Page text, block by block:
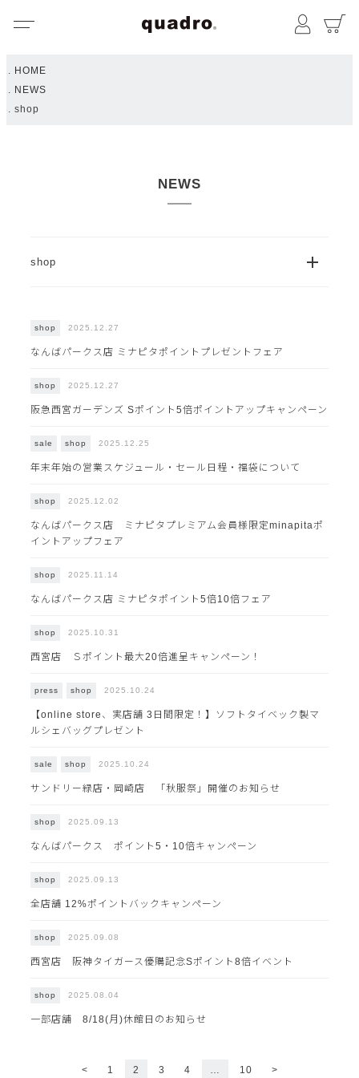
マイペ
HOME
NEWS
shop
NEWS
shop
shop 2025.12.27
なんばパークス店 ミナピタポイントプレゼントフェア
shop 2025.12.27
阪急西宮ガーデンズ Sポイント5倍ポイントアップキャンペーン
sale shop 2025.12.25
年末年始の営業スケジュール・セール日程・福袋について
shop 2025.12.02
なんばパークス店 ミナピタプレミアム会員様限定minapitaポ
イントアップフェア
shop 2025.11.14
なんばパークス店 ミナピタポイント5倍10倍フェア
shop 2025.10.31
西宮店 Ｓポイント最大20倍進呈キャンペーン！
press shop 2025.10.24
【online store、実店舗 3日間限定！】ソフトタイベック製マ
ルシェバッグプレゼント
sale shop 2025.10.24
サンドリー緑店・岡崎店 「秋服祭」開催のお知らせ
shop 2025.09.13
なんばパークス ポイント5・10倍キャンペーン
shop 2025.09.13
全店舗 12%ポイントバックキャンペーン
shop 2025.09.08
西宮店 阪神タイガース優購記念Sポイント8倍イベント
shop 2025.08.04
一部店舗 8/18(月)休館日のお知らせ
< 1 2 3 4 … 10 >